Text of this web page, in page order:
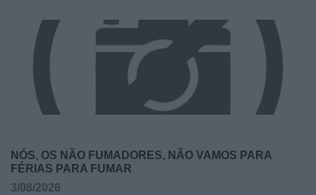
NÓS, OS NÃO FUMADORES, NÃO VAMOS PARA
FÉRIAS PARA FUMAR
3/08/2026